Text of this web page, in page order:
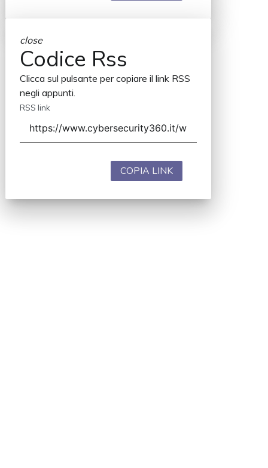
close
Codice Rss
Clicca sul pulsante per copiare il link RSS
negli appunti.
RSS link
COPIA LINK